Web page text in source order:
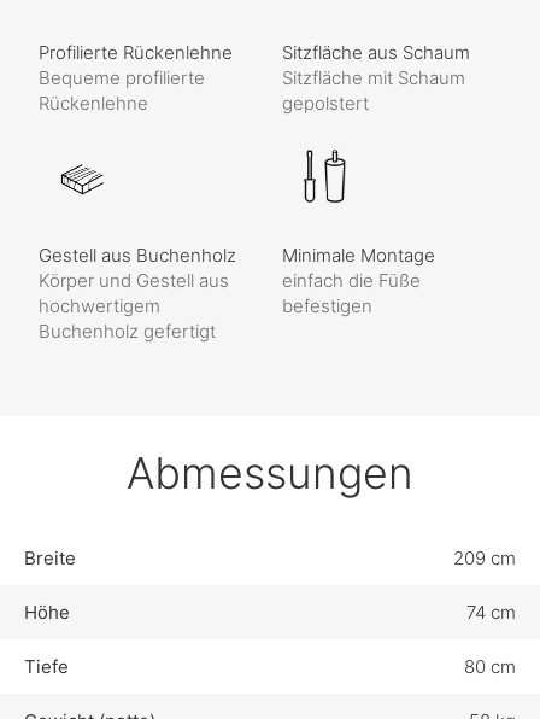
Profilierte Rückenlehne
Bequeme profilierte
Rückenlehne
Sitzfläche aus Schaum
Sitzfläche mit Schaum
gepolstert
Gestell aus Buchenholz
Körper und Gestell aus
hochwertigem
Buchenholz gefertigt
Minimale Montage
einfach die Füße
befestigen
Abmessungen
Breite 209 cm
Höhe 74 cm
Tiefe 80 cm